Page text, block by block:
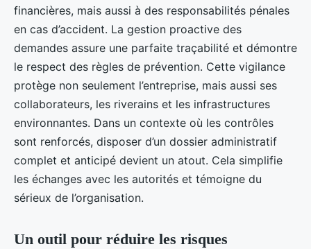
financières, mais aussi à des responsabilités pénales
en cas d’accident. La gestion proactive des
demandes assure une parfaite traçabilité et démontre
le respect des règles de prévention. Cette vigilance
protège non seulement l’entreprise, mais aussi ses
collaborateurs, les riverains et les infrastructures
environnantes. Dans un contexte où les contrôles
sont renforcés, disposer d’un dossier administratif
complet et anticipé devient un atout. Cela simplifie
les échanges avec les autorités et témoigne du
sérieux de l’organisation.
Un outil pour réduire les risques